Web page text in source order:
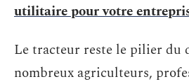
utilitaire pour votre
Le tracteur reste le pilier du
nombreux agriculteurs,